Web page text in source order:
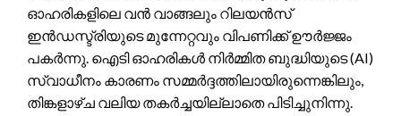
ഓഹരികളിലെ വൻ വാങ്ങലും റിലയൻസ്
ഇൻഡസ്ട്രിയുടെ മുന്നേറ്റവും വിപണിക്ക് ഊർജ്ജം
പകർന്നു. ഐടി ഓഹരികൾ നിർമ്മിത ബുദ്ധിയുടെ (AI)
സ്വാധീനം കാരണം സമ്മർദ്ദത്തിലായിരുന്നെങ്കിലും,
തിങ്കളാഴ്ച വലിയ തകർച്ചയില്ലാതെ പിടിച്ചുനിന്നു.